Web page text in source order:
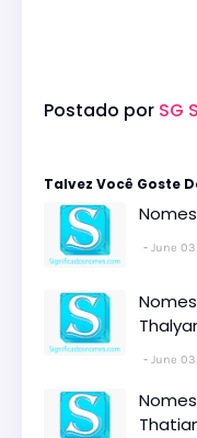
Postado por SG
Talvez Você Goste
June
June